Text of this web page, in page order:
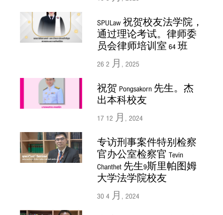
SPULaw 祝贺校友法学院，
通过理论考试。律师委
员会律师培训室 64 班
26 2 月, 2025
祝贺 Pongsakorn 先生。杰
出本科校友
17 12 月, 2024
专访刑事案件特别检察
官办公室检察官 Tevin
Chanthet 先生9斯里帕图姆
大学法学院校友
30 4 月, 2024